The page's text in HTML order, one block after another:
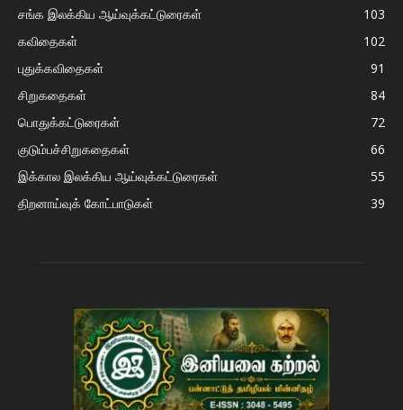
சங்க இலக்கிய ஆய்வுக்கட்டுரைகள்
103
கவிதைகள்
102
புதுக்கவிதைகள்
91
சிறுகதைகள்
84
பொதுக்கட்டுரைகள்
72
குடும்பச்சிறுகதைகள்
66
இக்கால இலக்கிய ஆய்வுக்கட்டுரைகள்
55
திறனாய்வுக் கோட்பாடுகள்
39